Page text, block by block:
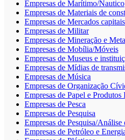
Empresas de Marítimo/Nautico
Empresas de Materiais de
Empresas de Mercados capitais
Empresas de Militar
Empresas de Mineração e
Empresas de Mobília/Móveis
Empresas de Museus e
Empresas de Mídias de
Empresas de Música
Empresas de Organização
Empresas de Papel e Produtos
Empresas de Pesca
Empresas de Pesquisa
Empresas de Pesquisa/Análise
Empresas de Petróleo e